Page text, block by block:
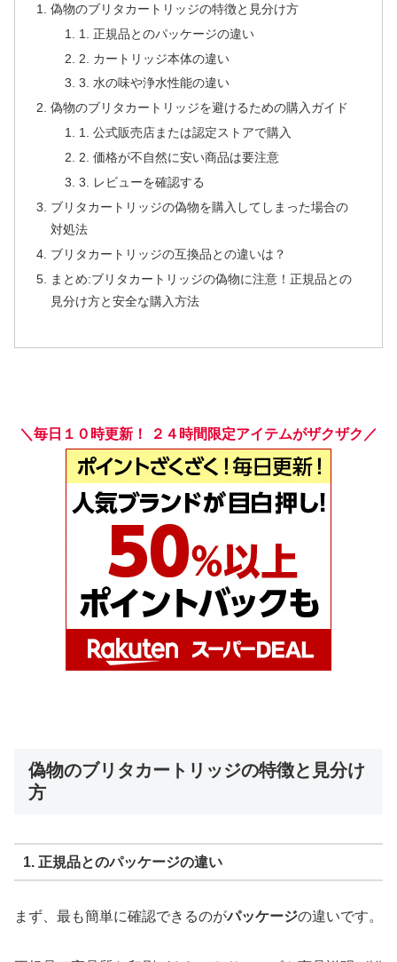
偽物のブリタカートリッジの特徴と見分け方
1. 正規品とのパッケージの違い
2. カートリッジ本体の違い
3. 水の味や浄水性能の違い
偽物のブリタカートリッジを避けるための購入ガイド
1. 公式販売店または認定ストアで購入
2. 価格が不自然に安い商品は要注意
3. レビューを確認する
ブリタカートリッジの偽物を購入してしまった場合の
対処法
ブリタカートリッジの互換品との違いは？
まとめ:ブリタカートリッジの偽物に注意！正規品との
見分け方と安全な購入方法
＼毎日１０時更新！ ２４時間限定アイテムがザクザク／
偽物のブリタカートリッジの特徴と見分け
方
1. 正規品とのパッケージの違い
まず、最も簡単に確認できるのがパッケージの違いです。